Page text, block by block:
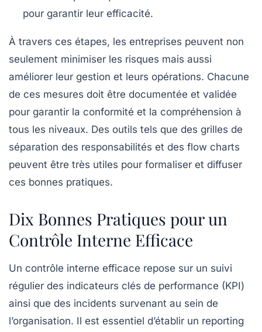
pour garantir leur efficacité.
À travers ces étapes, les entreprises peuvent non
seulement minimiser les risques mais aussi
améliorer leur gestion et leurs opérations. Chacune
de ces mesures doit être documentée et validée
pour garantir la conformité et la compréhension à
tous les niveaux. Des outils tels que des grilles de
séparation des responsabilités et des flow charts
peuvent être très utiles pour formaliser et diffuser
ces bonnes pratiques.
Dix Bonnes Pratiques pour un
Contrôle Interne Efficace
Un contrôle interne efficace repose sur un suivi
régulier des indicateurs clés de performance (KPI)
ainsi que des incidents survenant au sein de
l’organisation. Il est essentiel d’établir un reporting